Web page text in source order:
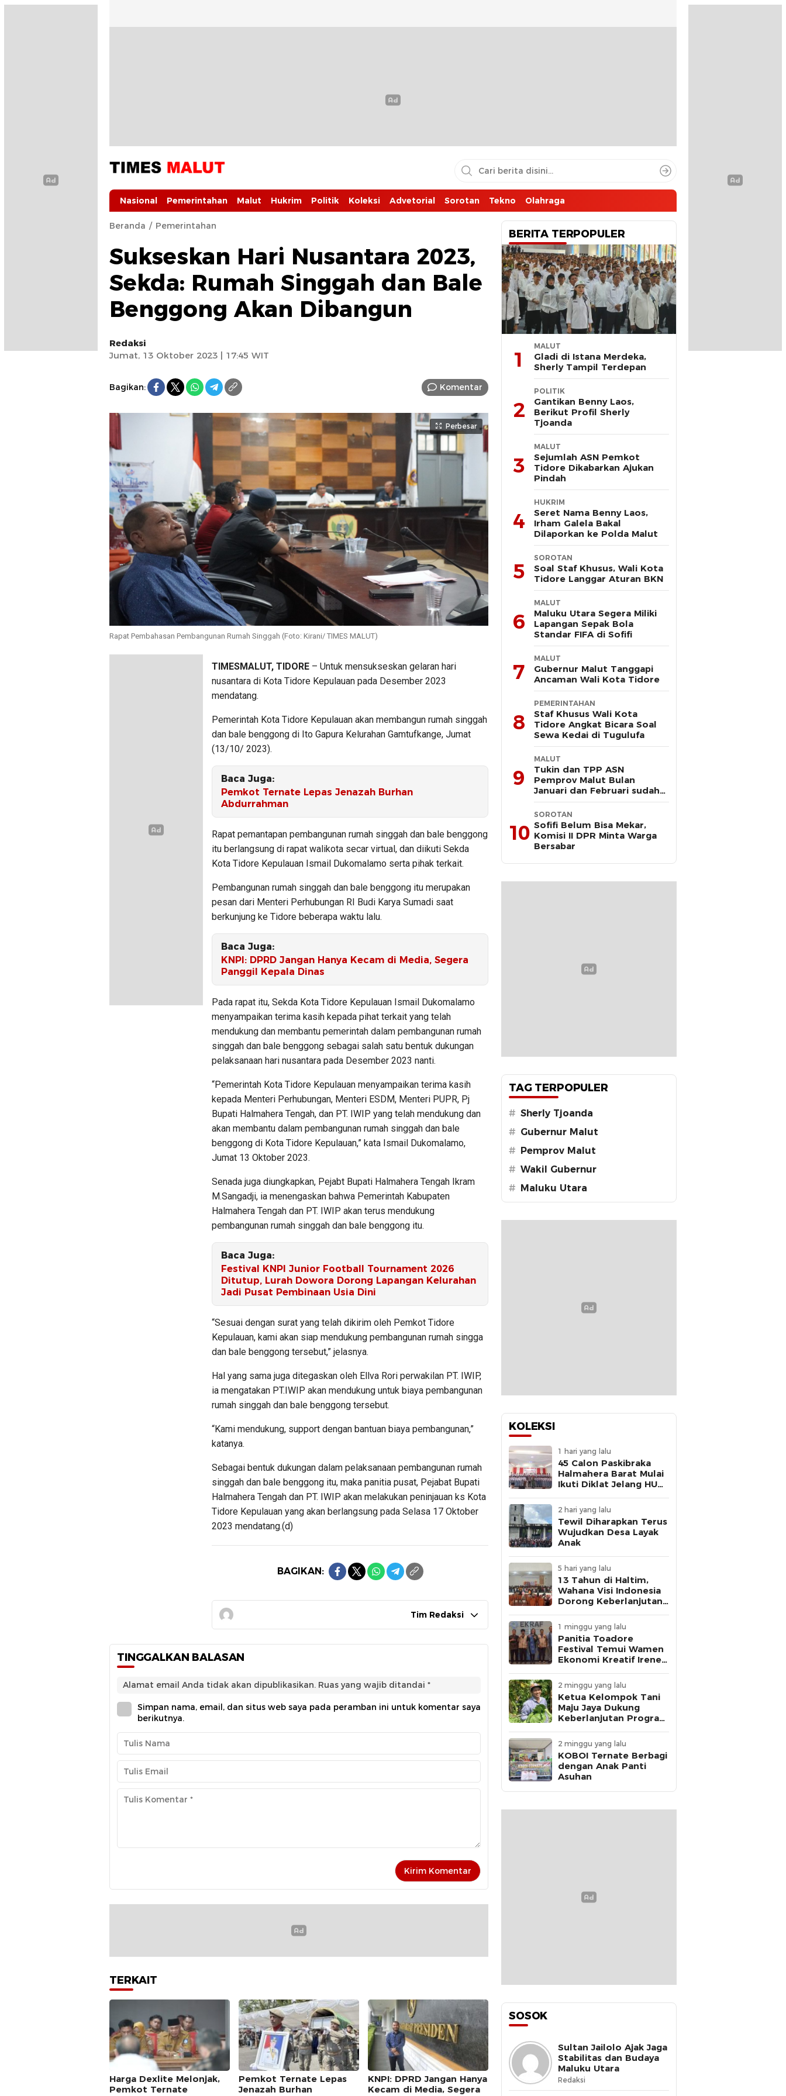
Times Malut
Berita Maluku Utara Terbaru
Nasional Pemerintahan Malut Hukrim Politik Koleksi Advetorial Sorotan Tekno Olahraga
Beranda Pemerintahan
Sukseskan Hari Nusantara 2023,
Sekda: Rumah Singgah dan Bale
Benggong Akan Dibangun
Redaksi
Jumat, 13 Oktober 2023 | 17:45 WIT
Bagikan: Komentar
Perbesar
Rapat Pembahasan Pembangunan Rumah Singgah (Foto: Kirani/ TIMES MALUT)
TIMESMALUT, TIDORE – Untuk mensukseskan gelaran hari
nusantara di Kota Tidore Kepulauan pada Desember 2023
mendatang.
Pemerintah Kota Tidore Kepulauan akan membangun rumah singgah
dan bale benggong di Ito Gapura Kelurahan Gamtufkange, Jumat
(13/10/ 2023).
Baca Juga:
Pemkot Ternate Lepas Jenazah Burhan
Abdurrahman
Rapat pemantapan pembangunan rumah singgah dan bale benggong
itu berlangsung di rapat walikota secar virtual, dan diikuti Sekda
Kota Tidore Kepulauan Ismail Dukomalamo serta pihak terkait.
Pembangunan rumah singgah dan bale benggong itu merupakan
pesan dari Menteri Perhubungan RI Budi Karya Sumadi saat
berkunjung ke Tidore beberapa waktu lalu.
Baca Juga:
KNPI: DPRD Jangan Hanya Kecam di Media, Segera
Panggil Kepala Dinas
Pada rapat itu, Sekda Kota Tidore Kepulauan Ismail Dukomalamo
menyampaikan terima kasih kepada pihat terkait yang telah
mendukung dan membantu pemerintah dalam pembangunan rumah
singgah dan bale benggong sebagai salah satu bentuk dukungan
pelaksanaan hari nusantara pada Desember 2023 nanti.
“Pemerintah Kota Tidore Kepulauan menyampaikan terima kasih
kepada Menteri Perhubungan, Menteri ESDM, Menteri PUPR, Pj
Bupati Halmahera Tengah, dan PT. IWIP yang telah mendukung dan
akan membantu dalam pembangunan rumah singgah dan bale
benggong di Kota Tidore Kepulauan,” kata Ismail Dukomalamo,
Jumat 13 Oktober 2023.
Senada juga diungkapkan, Pejabt Bupati Halmahera Tengah Ikram
M.Sangadji, ia menengaskan bahwa Pemerintah Kabupaten
Halmahera Tengah dan PT. IWIP akan terus mendukung
pembangunan rumah singgah dan bale benggong itu.
Baca Juga:
Festival KNPI Junior Football Tournament 2026
Ditutup, Lurah Dowora Dorong Lapangan Kelurahan
Jadi Pusat Pembinaan Usia Dini
“Sesuai dengan surat yang telah dikirim oleh Pemkot Tidore
Kepulauan, kami akan siap mendukung pembangunan rumah singga
dan bale benggong tersebut,” jelasnya.
Hal yang sama juga ditegaskan oleh Ellva Rori perwakilan PT. IWIP,
ia mengatakan PT.IWIP akan mendukung untuk biaya pembangunan
rumah singgah dan bale benggong tersebut.
“Kami mendukung, support dengan bantuan biaya pembangunan,”
katanya.
Sebagai bentuk dukungan dalam pelaksanaan pembangunan rumah
singgah dan bale benggong itu, maka panitia pusat, Pejabat Bupati
Halmahera Tengah dan PT. IWIP akan melakukan peninjauan ks Kota
Tidore Kepulauan yang akan berlangsung pada Selasa 17 Oktober
2023 mendatang.(d)
BAGIKAN:
Tim Redaksi
TINGGALKAN BALASAN
Alamat email Anda tidak akan dipublikasikan. Ruas yang wajib ditandai *
Simpan nama, email, dan situs web saya pada peramban ini untuk komentar saya
berikutnya.
TERKAIT
Harga Dexlite Melonjak,
Pemkot Ternate
Pemkot Ternate Lepas
Jenazah Burhan
KNPI: DPRD Jangan Hanya
Kecam di Media, Segera
BERITA TERPOPULER
1
MALUT
Gladi di Istana Merdeka,
Sherly Tampil Terdepan
2
POLITIK
Gantikan Benny Laos,
Berikut Profil Sherly
Tjoanda
3
MALUT
Sejumlah ASN Pemkot
Tidore Dikabarkan Ajukan
Pindah
4
HUKRIM
Seret Nama Benny Laos,
Irham Galela Bakal
Dilaporkan ke Polda Malut
5
SOROTAN
Soal Staf Khusus, Wali Kota
Tidore Langgar Aturan BKN
6
MALUT
Maluku Utara Segera Miliki
Lapangan Sepak Bola
Standar FIFA di Sofifi
7
MALUT
Gubernur Malut Tanggapi
Ancaman Wali Kota Tidore
8
PEMERINTAHAN
Staf Khusus Wali Kota
Tidore Angkat Bicara Soal
Sewa Kedai di Tugulufa
9
MALUT
Tukin dan TPP ASN
Pemprov Malut Bulan
Januari dan Februari sudah
Diteken Gubernur
10
SOROTAN
Sofifi Belum Bisa Mekar,
Komisi II DPR Minta Warga
Bersabar
TAG TERPOPULER
# Sherly Tjoanda
# Gubernur Malut
#
Pemprov Malut
# Wakil Gubernur
#
Maluku Utara
KOLEKSI
1 hari yang lalu
45 Calon Paskibraka
Halmahera Barat Mulai
Ikuti Diklat Jelang HUT
2 hari yang lalu
Tewil Diharapkan Terus
Wujudkan Desa Layak
Anak
5 hari yang lalu
13 Tahun di Haltim,
Wahana Visi Indonesia
Dorong Keberlanjutan
1 minggu yang lalu
Panitia Toadore
Festival Temui Wamen
Ekonomi Kreatif Irene
2 minggu yang lalu
Ketua Kelompok Tani
Maju Jaya Dukung
Keberlanjutan Program
2 minggu yang lalu
KOBOI Ternate Berbagi
dengan Anak Panti
Asuhan
SOSOK
Sultan Jailolo Ajak Jaga
Stabilitas dan Budaya
Maluku Utara
Redaksi